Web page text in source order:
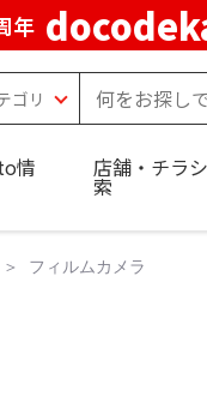
年
情 店舗・チラ
索
フィルムカメラ